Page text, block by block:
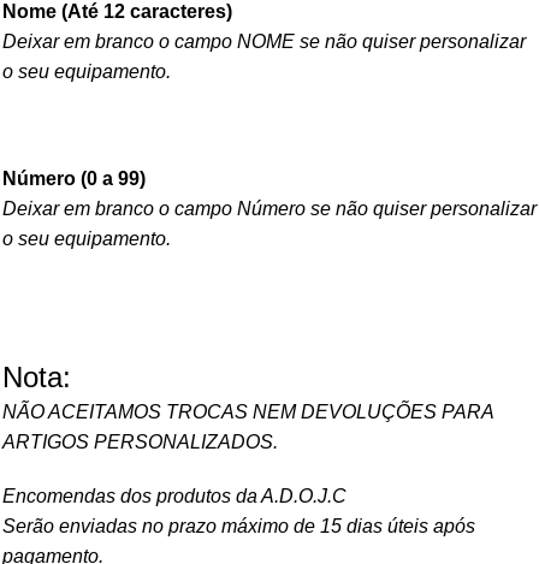
Nome (Até 12 caracteres)
Deixar em branco o campo NOME se não quiser personalizar
o seu equipamento.
Número (0 a 99)
Deixar em branco o campo Número se não quiser personalizar
o seu equipamento.
Nota:
NÃO ACEITAMOS TROCAS NEM DEVOLUÇÕES PARA
ARTIGOS PERSONALIZADOS.
Encomendas dos produtos da A.D.O.J.C
Serão enviadas no prazo máximo de 15 dias úteis após
pagamento.